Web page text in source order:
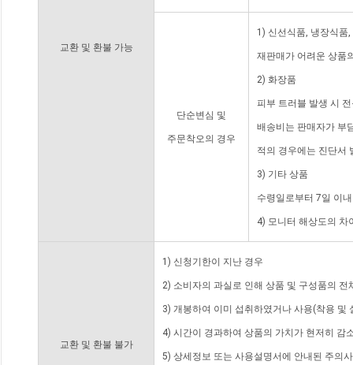
교환 및 환불 가능
단순변심 및
주문착오의 경우
1) 신선식품, 냉장식품
재판매가 어려운 상품
2) 화장품
피부 트러블 발생 시
배송비는 판매자가 부
적의 경우에는 진단서
3) 기타 상품
수령일로부터 7일 이
4) 모니터 해상도의 차
교환 및 환불 불가
1) 신청기한이 지난 경우
2) 소비자의 과실로 인해 상품 및 구성품의
3) 개봉하여 이미 섭취하였거나 사용(착용 및
4) 시간이 경과하여 상품의 가치가 현저히 감
5) 상세정보 또는 사용설명서에 안내된 주의